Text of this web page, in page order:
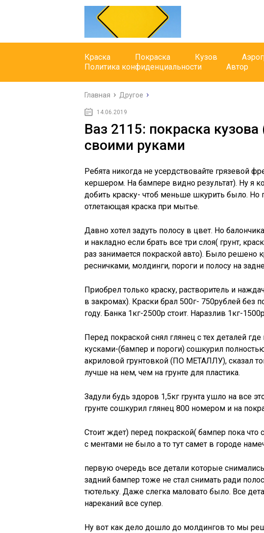
Краска Покраска Кузов
Политика конфиденциальности
Автор
Главная Другое
14.06.2019
Ваз 2115: покраска
своими руками
Ребята никогда не усердствовайте грязевой
кершером. На бампере видно результат). Ну я
добить краску- чтоб меньше шкурить было. Но
отлетающая краска при мытье.
Давно хотел задуть полосу в цвет. Но
и накладно если брать все три слоя( грунт,
раз занимается покраской авто). Было решено
ресничками, молдинги, пороги и полосу на
Приобрел только краску, растворитель и
в закромах). Краски брал 500г- 750рублей без
году. Банка 1кг-2500р стоит. Наразлив 1кг-
Перед покраской снял глянец с тех деталей где
кусками-(бампер и пороги) сошкурил
акриловой грунтовкой (ПО МЕТАЛЛУ), сказал
лучше на нем, чем на грунте для пластика.
Задули будь здоров 1,5кг грунта ушло на все
грунте сошкурил глянец 800 номером и на
Стоит ждет) перед покраской( бампер пока
с ментами не было а то тут самет в городе
первую очередь все детали которые
задний бампер тоже не стал снимать ради
тютельку. Даже слегка маловато было. Все
нареканий все супер.
Ну вот как дело дошло до молдингов то мы